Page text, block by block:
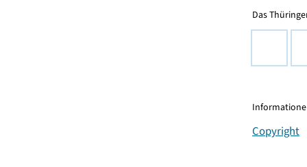
Das
Copyright